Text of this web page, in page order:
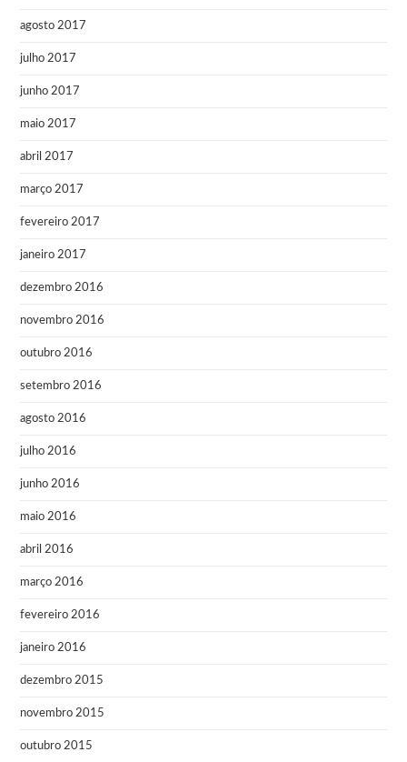
agosto 2017
julho 2017
junho 2017
maio 2017
abril 2017
março 2017
fevereiro 2017
janeiro 2017
dezembro 2016
novembro 2016
outubro 2016
setembro 2016
agosto 2016
julho 2016
junho 2016
maio 2016
abril 2016
março 2016
fevereiro 2016
janeiro 2016
dezembro 2015
novembro 2015
outubro 2015